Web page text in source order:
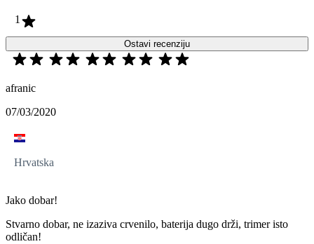
1
Ostavi recenziju
afranic
07/03/2020
Hrvatska
Jako dobar!
Stvarno dobar, ne izaziva crvenilo, baterija dugo drži, trimer isto
odličan!